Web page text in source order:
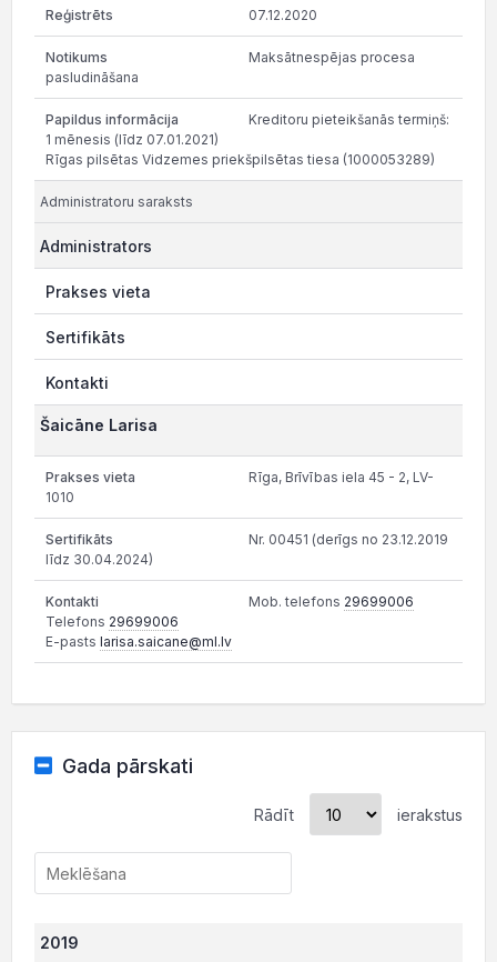
07.12.2020
Maksātnespējas procesa
pasludināšana
Kreditoru pieteikšanās termiņš:
1 mēnesis (līdz 07.01.2021)
Rīgas pilsētas Vidzemes priekšpilsētas tiesa (1000053289)
Administratoru saraksts
Administrators
Prakses vieta
Sertifikāts
Kontakti
Šaicāne Larisa
Rīga, Brīvības iela 45 - 2, LV-
1010
Nr. 00451 (derīgs no 23.12.2019
līdz 30.04.2024)
Mob. telefons 29699006
Telefons 29699006
E-pasts larisa.saicane@ml.lv
Gada pārskati
Rādīt ierakstus
2019